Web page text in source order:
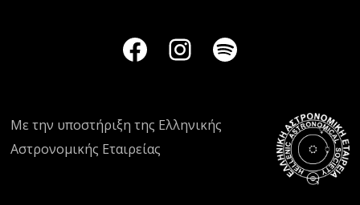
Με την υποστήριξη της Ελληνικής
Αστρονομικής Εταιρείας